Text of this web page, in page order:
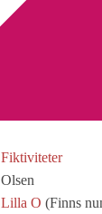
Alkb
överdrivet
Fiktiviteter
Olsen
Lilla O (Finns